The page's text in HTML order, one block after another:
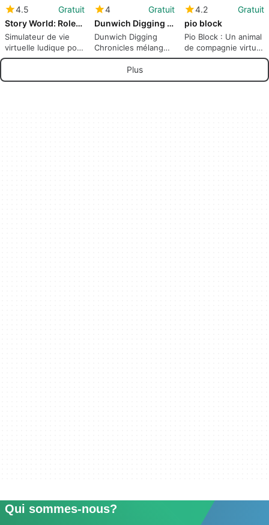
4.5
Gratuit
Story World: Role-Playing Game
Simulateur de vie
virtuelle ludique pour
un jeu de rôle créatif
4
Gratuit
Dunwich Digging Chronicles
Dunwich Digging
Chronicles mélange
le jeu de fusion oisif
avec l'horreur de
Lovecraft
4.2
Gratuit
pio block
Pio Block : Un animal
de compagnie virtuel
en blocs avec des
d'arcade
Plus
Qui sommes-nous?